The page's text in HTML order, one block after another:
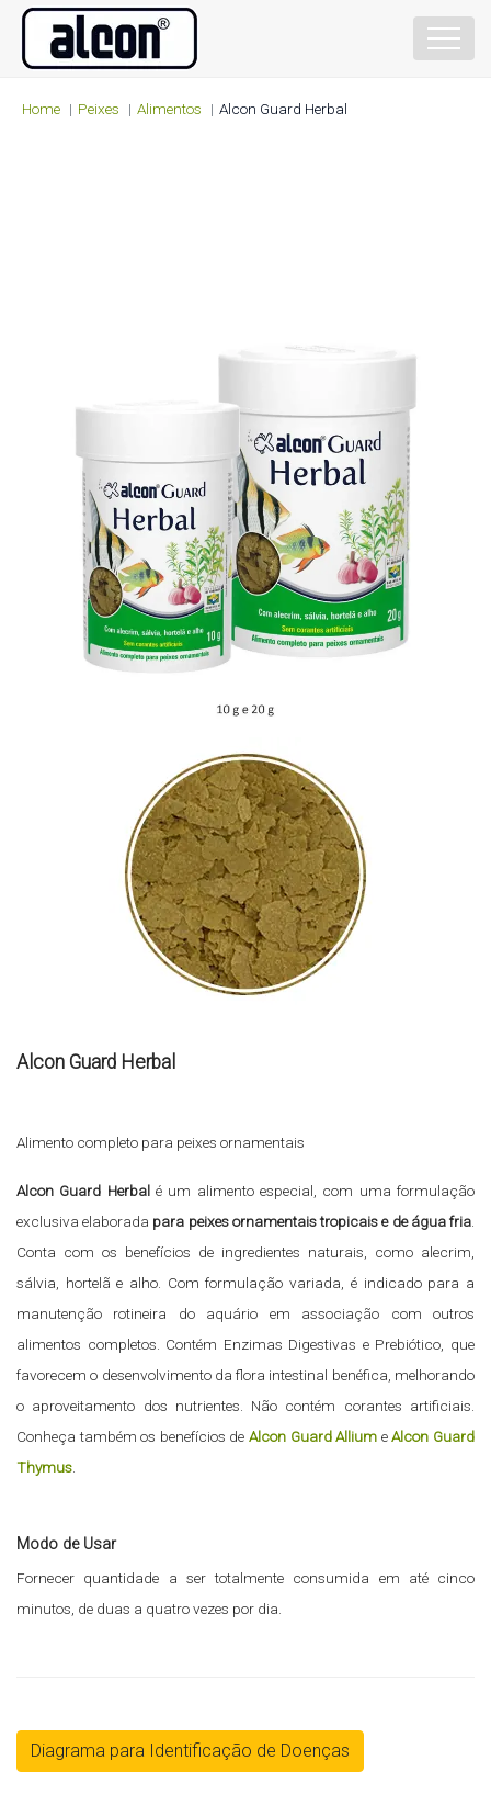
Home Peixes Alimentos Alcon Guard Herbal
Alcon Guard Herbal
Alimento completo para peixes ornamentais
Alcon Guard Herbalé um alimento especial, com uma formulação
exclusiva elaborada para peixes ornamentais tropicais e de água fria
Conta com os benefícios de ingredientes naturais, como alecrim,
sálvia, hortelã e alho. Com formulação variada, é indicado para a
manutenção rotineira do aquário em associação com outros
alimentos completos. Contém Enzimas Digestivas e Prebiótico, que
favorecem o desenvolvimento da flora intestinal benéfica, melhorando
o aproveitamento dos nutrientes. Não contém corantes artificiais.
Conheça também os benefícios de Alcon Guard Allium eAlcon Guard
Thymus
Modo de Usar
Fornecer quantidade a ser totalmente consumida em até cinco
minutos, de duas a quatro vezes por dia.
Diagrama para Identificação de Doenças